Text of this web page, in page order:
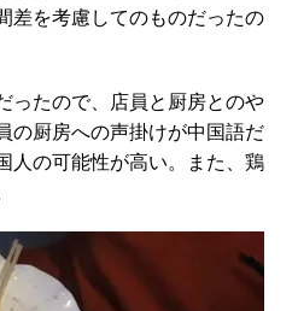
差を考慮してのものだったの
ったので、店員と厨房とのや
の厨房への声掛けが中国語だ
人の可能性が高い。また、鶏